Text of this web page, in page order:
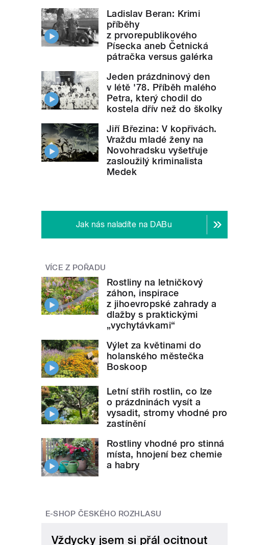
Ladislav Beran: Krimi
příběhy
z prvorepublikového
Písecka aneb Četnická
pátračka versus galérka
Jeden prázdninový den
v létě '78. Příběh malého
Petra, který chodil do
kostela dřív než do školky
Jiří Březina: V kopřivách.
Vraždu mladé ženy na
Novohradsku vyšetřuje
zasloužilý kriminalista
Medek
Jak nás naladíte na DABu
VÍCE Z POŘADU
Rostliny na letničkový
záhon, inspirace
z jihoevropské zahrady a
dlažby s praktickými
„vychytávkami“
Výlet za květinami do
holanského městečka
Boskoop
Letní střih rostlin, co lze
o prázdninách vysít a
vysadit, stromy vhodné pro
zastínění
Rostliny vhodné pro stinná
místa, hnojení bez chemie
a habry
E-SHOP ČESKÉHO ROZHLASU
Vždycky jsem si přál ocitnout